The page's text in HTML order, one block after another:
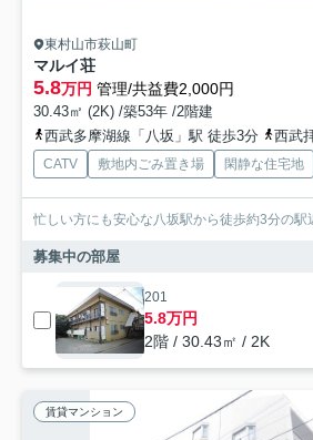
東村山市萩山町
マルイ荘
5.8万円 管理/共益費2,000円
30.43㎡ (2K) /築53年 /2階建
西武多摩湖線「八坂」駅 徒歩3分
西武拝
CATV 敷地内ごみ置き場 閑静な住宅地
忙しい方にも安心な八坂駅から徒歩約3分の駅
募集中の部屋
201
5.8万円
2階 / 30.43㎡ / 2K
賃貸マンション